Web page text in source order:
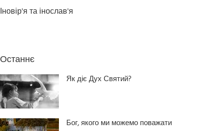
Іновір'я та інослав'я
Останнє
Як діє Дух Святий?
Бог, якого ми можемо поважати